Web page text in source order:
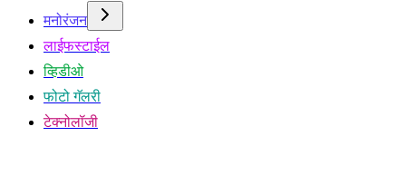
मनोरंजन
लाईफस्टाईल
व्हिडीओ
फोटो गॅलरी
टेक्नोलॉजी